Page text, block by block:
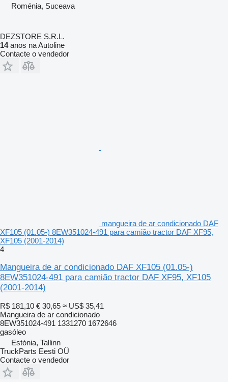
Roménia, Suceava
DEZSTORE S.R.L.
14anos na Autoline
Contacte o vendedor
mangueira de ar condicionado DAF
XF105 (01.05-) 8EW351024-491 para camião tractor DAF XF95,
XF105 (2001-2014)
4
Mangueira de ar condicionado DAF XF105 (01.05-)
8EW351024-491 para camião tractor DAF XF95, XF105
(2001-2014)
R$ 181,10 € 30,65 ≈ US$ 35,41
Mangueira de ar condicionado
8EW351024-491 1331270 1672646
gasóleo
Estónia, Tallinn
TruckParts Eesti OÜ
Contacte o vendedor